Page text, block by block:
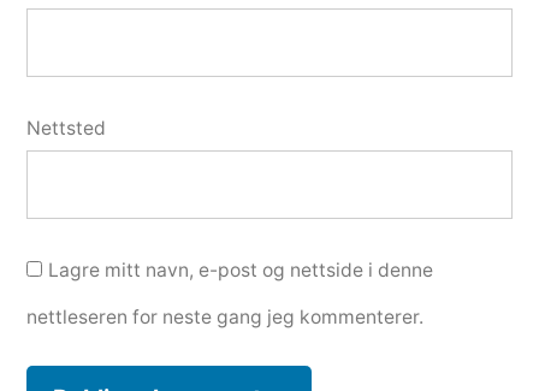
Nettsted
Lagre mitt navn, e-post og nettside i denne
nettleseren for neste gang jeg kommenterer.